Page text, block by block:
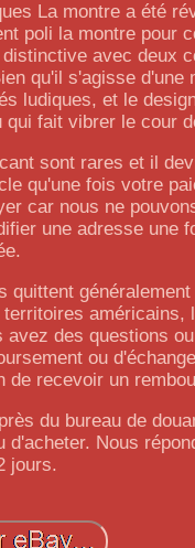
La montre a été
poli la montre pour
avec deux
qu'il s'agisse d'une
ludiques, et le
fait vibrer le cour
sont rares et il
qu'une fois votre
car nous ne
une adresse une
américains,
des questions
ou
recevoir un
du bureau de
Nous
jours.